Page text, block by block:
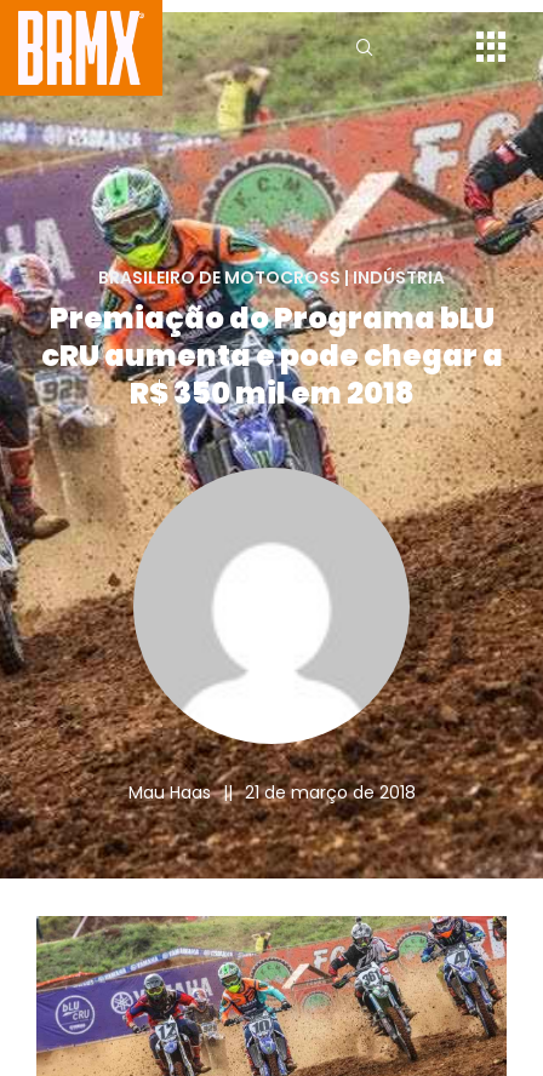
BRASILEIRO DE MOTOCROSS|INDÚSTRIA
Premiação do Programa bLU
cRU aumenta e pode chegar a
R$ 350 mil em 2018
Mau Haas || 21 de março de 2018